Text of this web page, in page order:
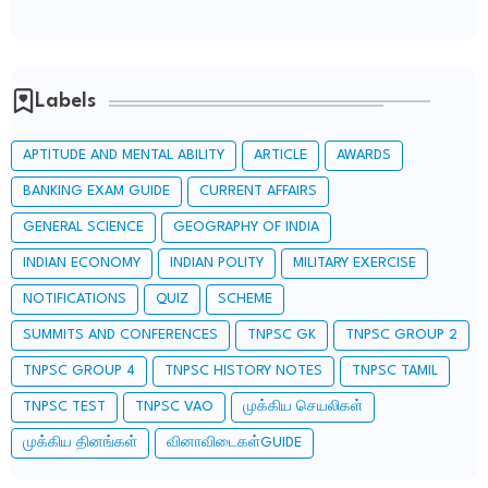
Labels
APTITUDE AND MENTAL ABILITY ARTICLE AWARDS
BANKING EXAM GUIDE CURRENT AFFAIRS
GENERAL SCIENCE GEOGRAPHY OF INDIA
INDIAN ECONOMY INDIAN POLITY MILITARY EXERCISE
NOTIFICATIONS QUIZ SCHEME
SUMMITS AND CONFERENCES TNPSC GK TNPSC GROUP 2
TNPSC GROUP 4 TNPSC HISTORY NOTES TNPSC TAMIL
TNPSC TEST TNPSC VAO முக்கிய செயலிகள்
முக்கிய தினங்கள் வினாவிடைகள்GUIDE